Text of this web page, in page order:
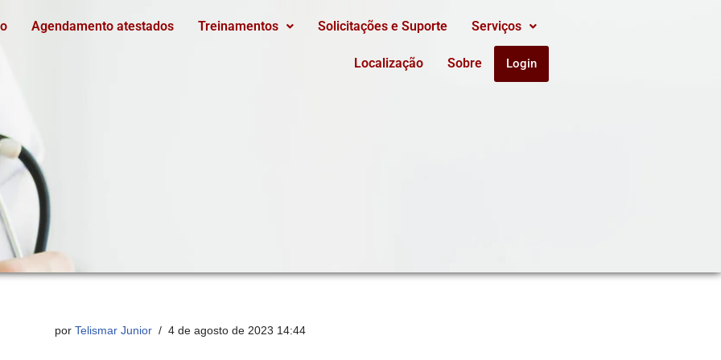
Agendamento atestados Treinamentos Solicitações e Suporte Serviços
Localização Sobre Login
por Telismar Junior 4 de agosto de 2023 14:44